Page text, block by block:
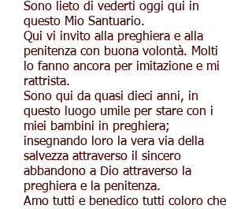
Sono lieto di vederti oggi qui in
questo Mio Santuario.
Qui vi invito alla preghiera e alla
penitenza con buona volontà. Molti
lo fanno ancora per imitazione e mi
rattrista.
Sono qui da quasi dieci anni, in
questo luogo umile per stare con i
miei bambini in preghiera;
insegnando loro la vera via della
salvezza attraverso il sincero
abbandono a Dio attraverso la
preghiera e la penitenza.
Amo tutti e benedico tutti coloro che